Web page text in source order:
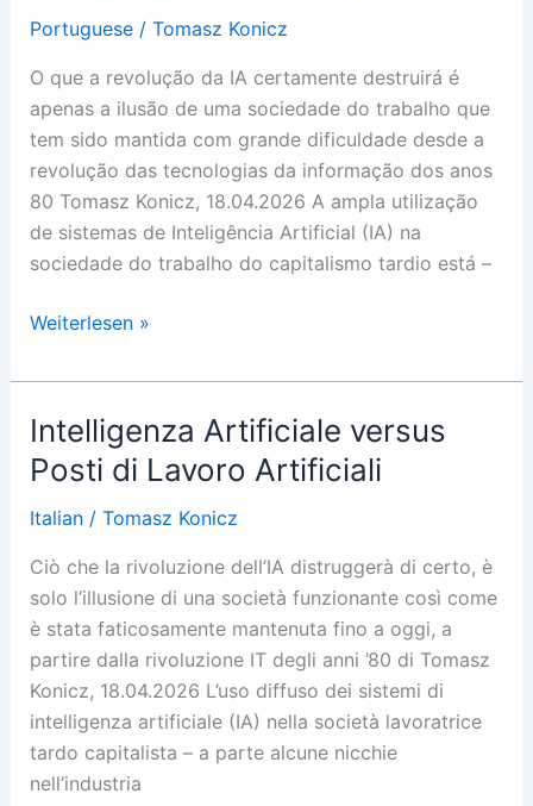
Portuguese/ Tomasz Konicz
O que a revolução da IA certamente destruirá é
apenas a ilusão de uma sociedade do trabalho que
tem sido mantida com grande dificuldade desde a
revolução das tecnologias da informação dos anos
80 Tomasz Konicz, 18.04.2026 A ampla utilização
de sistemas de Inteligência Artificial (IA) na
sociedade do trabalho do capitalismo tardio está –
Inteligência
vs.
Postos
de
Trabalho
Artificiais
Weiterlesen »
Intelligenza Artificiale versus
Posti di Lavoro Artificiali
Italian/ Tomasz Konicz
Ciò che la rivoluzione dell’IA distruggerà di certo, è
solo l’illusione di una società funzionante così come
è stata faticosamente mantenuta fino a oggi, a
partire dalla rivoluzione IT degli anni ’80 di Tomasz
Konicz, 18.04.2026 L’uso diffuso dei sistemi di
intelligenza artificiale (IA) nella società lavoratrice
tardo capitalista – a parte alcune nicchie
nell’industria